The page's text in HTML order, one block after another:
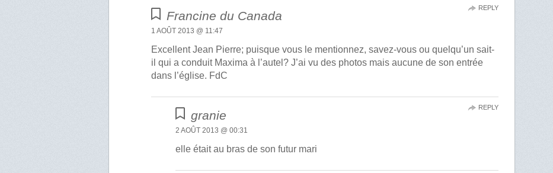
Francine du Canada
1 AOÛT 2013 @ 11:47
Excellent Jean Pierre; puisque vous le mentionnez, savez-vous ou quelqu’un sait-
il qui a conduit Maxima à l’autel? J’ai vu des photos mais aucune de son entrée
dans l’église. FdC
REPLY
granie
2 AOÛT 2013 @ 00:31
elle était au bras de son futur mari
REPLY